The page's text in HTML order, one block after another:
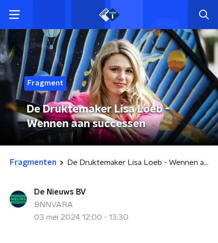
Fragment
De Druktemaker Lisa Loeb -
Wennen aan successen
Fragmenten De Druktemaker Lisa Loeb - Wennen aan successen
De Nieuws BV
BNNVARA
03 mei 2024 12:00 - 13:30